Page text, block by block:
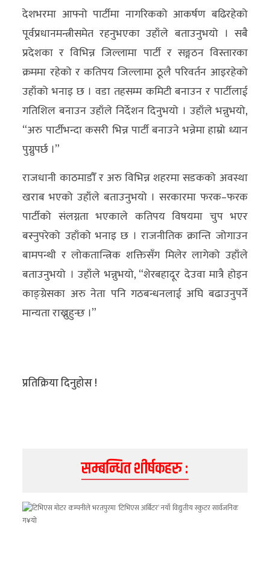
क्लिक
खबर
विशेष
राशिफल
फोटो
ग्यालरी
भिडियो
देशभरमा आफ्नो पार्टीमा नागरिकको आकर्षण बढिरहेको
पूर्वप्रधानमन्त्रीसमेत रहनुभएका उहाँले बताउनुभयो । सबै
प्रदेशका र विभिन्न जिल्लामा पार्टी र सङ्गठन विस्तारका
क्रममा रहेको र कतिपय जिल्लामा ठूलै परिवर्तन आइरहेको
उहाँको भनाइ छ । वडा तहसम्म कमिटी बनाउन र पार्टीलाई
गतिशिल बनाउन उहाँले निर्देशन दिनुभयो । उहाँले भन्नुभयो,
“अरु पार्टीभन्दा कसरी भिन्न पार्टी बनाउने भन्नेमा हाम्रो ध्यान
पुग्नुपर्छ ।”
राजधानी काठमाडौँ र अरु विभिन्न शहरमा सडकको अवस्था
खराब भएको उहाँले बताउनुभयो । सरकारमा फरक–फरक
पार्टीको संलग्नता भएकाले कतिपय विषयमा चुप भएर
बस्नुपरेको उहाँको भनाइ छ । राजनीतिक क्रान्ति जोगाउन
बामपन्थी र लोकतान्त्रिक शक्तिसँग मिलेर लागेको उहाँले
बताउनुभयो । उहाँले भन्नुभयो, “शेरबहादूर देउवा मात्रै होइन
काङ्ग्रेसका अरु नेता पनि गठबन्धनलाई अघि बढाउनुपर्ने
मान्यता राख्नुहुन्छ ।”
प्रतिक्रिया दिनुहोस !
सम्बन्धित शीर्षकहरु :